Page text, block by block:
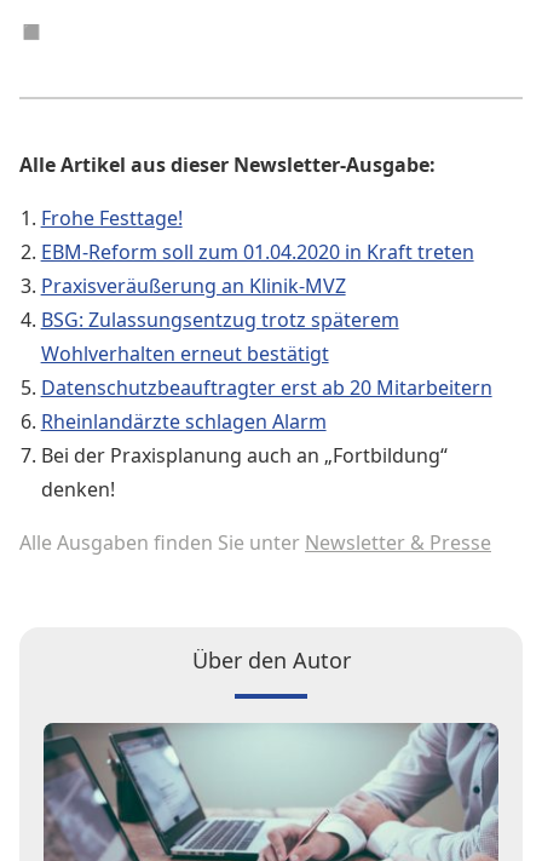
◼︎
Alle Artikel aus dieser Newsletter-Ausgabe:
Frohe Festtage!
EBM-Reform soll zum 01.04.2020 in Kraft treten
Praxisveräußerung an Klinik-MVZ
BSG: Zulassungsentzug trotz späterem
Wohlverhalten erneut bestätigt
Datenschutzbeauftragter erst ab 20 Mitarbeitern
Rheinlandärzte schlagen Alarm
Bei der Praxisplanung auch an „Fortbildung“
denken!
Alle Ausgaben finden Sie unter Newsletter & Presse
Über den Autor